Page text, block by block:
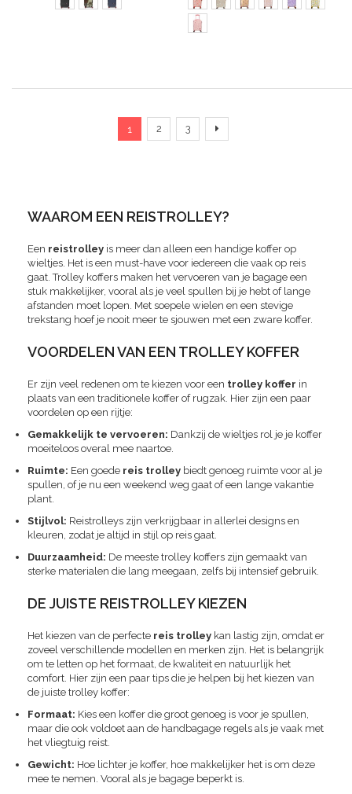
Pagina
U lees momenteel pagina
1 2
Pagina
3 Verder
WAAROM EEN REISTROLLEY?
Een reistrolley is meer dan alleen een handige koffer op
wieltjes. Het is een must-have voor iedereen die vaak op reis
gaat. Trolley koffers maken het vervoeren van je bagage een
stuk makkelijker, vooral als je veel spullen bij je hebt of lange
afstanden moet lopen. Met soepele wielen en een stevige
trekstang hoef je nooit meer te sjouwen met een zware koffer.
VOORDELEN VAN EEN TROLLEY KOFFER
Er zijn veel redenen om te kiezen voor een trolley koffer in
plaats van een traditionele koffer of rugzak. Hier zijn een paar
voordelen op een rijtje:
Gemakkelijk te vervoeren: Dankzij de wieltjes rol je je koffer
moeiteloos overal mee naartoe.
Ruimte: Een goede reis trolley biedt genoeg ruimte voor al je
spullen, of je nu een weekend weg gaat of een lange vakantie
plant.
Stijlvol: Reistrolleys zijn verkrijgbaar in allerlei designs en
kleuren, zodat je altijd in stijl op reis gaat.
Duurzaamheid: De meeste trolley koffers zijn gemaakt van
sterke materialen die lang meegaan, zelfs bij intensief gebruik.
DE JUISTE REISTROLLEY KIEZEN
Het kiezen van de perfecte reis trolley kan lastig zijn, omdat er
zoveel verschillende modellen en merken zijn. Het is belangrijk
om te letten op het formaat, de kwaliteit en natuurlijk het
comfort. Hier zijn een paar tips die je helpen bij het kiezen van
de juiste trolley koffer:
Formaat: Kies een koffer die groot genoeg is voor je spullen,
maar die ook voldoet aan de handbagage regels als je vaak met
het vliegtuig reist.
Gewicht: Hoe lichter je koffer, hoe makkelijker het is om deze
mee te nemen. Vooral als je bagage beperkt is.